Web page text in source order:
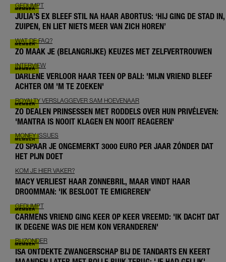
GEDUMPT
JULIA’S EX BLEEF STIL NA HAAR ABORTUS: ‘HIJ GING DE STAD IN,
ZUIPEN, EN LIET NIETS MEER VAN ZICH HOREN’
WAT DE FAQ?
ZO MAAK JE (BELANGRIJKE) KEUZES MET ZELFVERTROUWEN
INTERVIEW
DARLENE VERLOOR HAAR TEEN OP BALI: 'MIJN VRIEND BLEEF
ACHTER OM 'M TE ZOEKEN'
ROYALTY VERSLAGGEVER SAM HOEVENAAR
ZO DEALEN PRINSESSEN MET RODDELS OVER HUN PRIVÉLEVEN:
'MANTRA IS NOOIT KLAGEN EN NOOIT REAGEREN'
MONEY ISSUES
ZO SPAAR JE ONGEMERKT 3000 EURO PER JAAR ZÓNDER DAT
HET PIJN DOET
KOM JE HIER VAKER?
MACY VERLIEST HAAR ZONNEBRIL, MAAR VINDT HAAR
DROOMMAN: 'IK BESLOOT TE EMIGREREN'
GEDUMPT
CARMENS VRIEND GING KEER OP KEER VREEMD: 'IK DACHT DAT
IK DEGENE WAS DIE HEM KON VERANDEREN'
BIJZONDER
ISA ONTDEKTE ZWANGERSCHAP BIJ DE TANDARTS EN KEERT